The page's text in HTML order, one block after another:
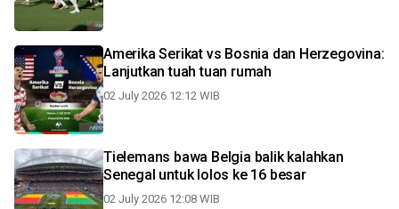
Amerika Serikat vs Bosnia dan Herzegovina:
Lanjutkan tuah tuan rumah
02 July 2026 12:12 WIB
Tielemans bawa Belgia balik kalahkan
Senegal untuk lolos ke 16 besar
02 July 2026 12:08 WIB